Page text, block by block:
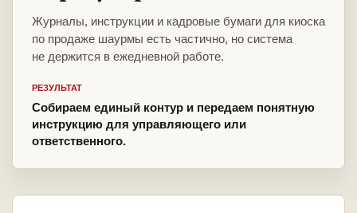
Журналы, инструкции и кадровые бумаги для киоска
по продаже шаурмы есть частично, но система
не держится в ежедневной работе.
РЕЗУЛЬТАТ
Собираем единый контур и передаем понятную
инструкцию для управляющего или
ответственного.